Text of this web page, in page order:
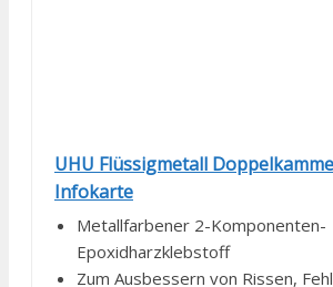
UHU Flüssigmetall
Infokarte
Metallfarbener 2-Komponenten-
Epoxidharzklebstoff
Zum Ausbessern von Rissen,